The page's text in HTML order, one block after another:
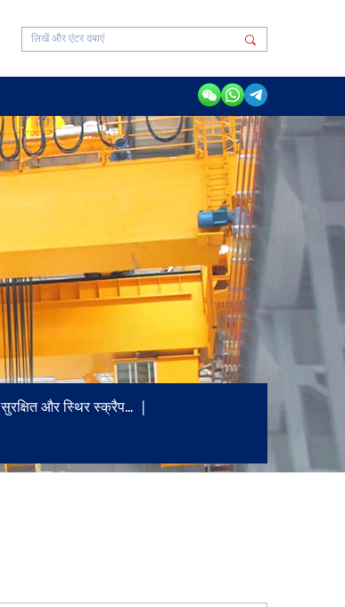
सुरक्षित और स्थिर स्क्रैप…